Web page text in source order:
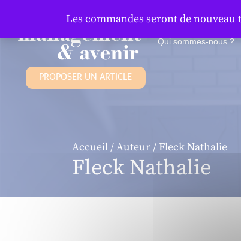
Qui sommes-nous ?
PROPOSER UN ARTICLE
Accueil/Auteur/ Fleck Nathalie
Fleck Nathalie
Les commandes seront de